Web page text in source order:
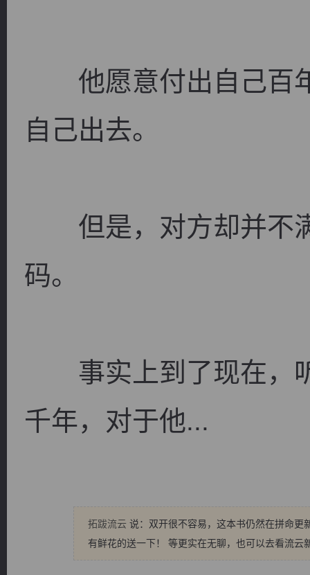
他愿意付出自己百
自己出去。
但是，对方却并不
码。
事实上到了现在，
千年，对于他...
拓跋流云 说：双开很不容易，这本书仍然在拼命更
有鲜花的送一下！ 等更实在无聊，也可以去看流云